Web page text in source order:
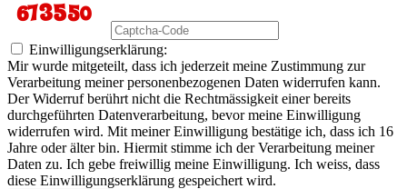
Einwilligungserklärung:
Mir wurde mitgeteilt, dass ich jederzeit meine Zustimmung zur
Verarbeitung meiner personenbezogenen Daten widerrufen kann.
Der Widerruf berührt nicht die Rechtmässigkeit einer bereits
durchgeführten Datenverarbeitung, bevor meine Einwilligung
widerrufen wird. Mit meiner Einwilligung bestätige ich, dass ich 16
Jahre oder älter bin. Hiermit stimme ich der Verarbeitung meiner
Daten zu. Ich gebe freiwillig meine Einwilligung. Ich weiss, dass
diese Einwilligungserklärung gespeichert wird.